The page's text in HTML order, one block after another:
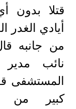
قتلا بدون
أيادي الغدر
من جانبه
نائب
المستشفى
كبير من